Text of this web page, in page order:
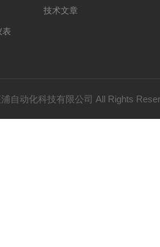
表
技术文章
自动化科技有限公司 All Rights